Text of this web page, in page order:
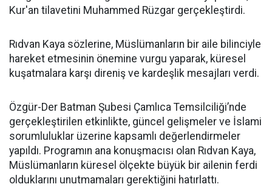
Kur'an tilavetini Muhammed Rüzgar gerçekleştirdi.
Rıdvan Kaya sözlerine, Müslümanların bir aile bilinciyle
hareket etmesinin önemine vurgu yaparak, küresel
kuşatmalara karşı direniş ve kardeşlik mesajları verdi.
Özgür-Der Batman Şubesi Çamlıca Temsilciliği’nde
gerçekleştirilen etkinlikte, güncel gelişmeler ve İslami
sorumluluklar üzerine kapsamlı değerlendirmeler
yapıldı. Programın ana konuşmacısı olan Rıdvan Kaya,
Müslümanların küresel ölçekte büyük bir ailenin ferdi
olduklarını unutmamaları gerektiğini hatırlattı.